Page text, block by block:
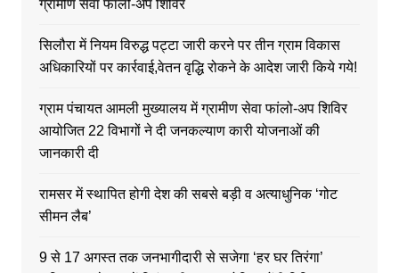
ग्रामीण सेवा फॉलो-अप शिविर
सिलौरा में नियम विरुद्ध पट्टा जारी करने पर तीन ग्राम विकास
अधिकारियों पर कार्रवाई,वेतन वृद्धि रोकने के आदेश जारी किये गये!
ग्राम पंचायत आमली मुख्यालय में ग्रामीण सेवा फांलो-अप शिविर
आयोजित 22 विभागों ने दी जनकल्याण कारी योजनाओं की
जानकारी दी
रामसर में स्थापित होगी देश की सबसे बड़ी व अत्याधुनिक ‘गोट
सीमन लैब’
9 से 17 अगस्त तक जनभागीदारी से सजेगा ‘हर घर तिरंगा’